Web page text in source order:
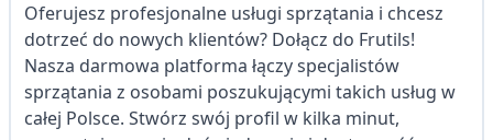
Oferujesz profesjonalne usługi sprzątania i chcesz
dotrzeć do nowych klientów? Dołącz do Frutils!
Nasza darmowa platforma łączy specjalistów
sprzątania z osobami poszukującymi takich usług w
całej Polsce. Stwórz swój profil w kilka minut,